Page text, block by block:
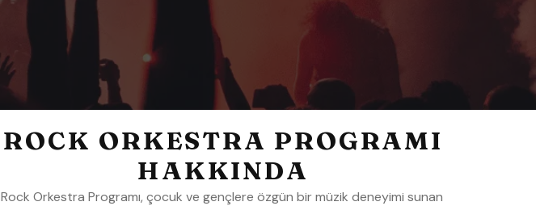
ROCK ORKESTRA PROGRAMI
HAKKINDA
Rock Orkestra Programı, çocuk ve gençlere özgün bir müzik deneyimi sunan